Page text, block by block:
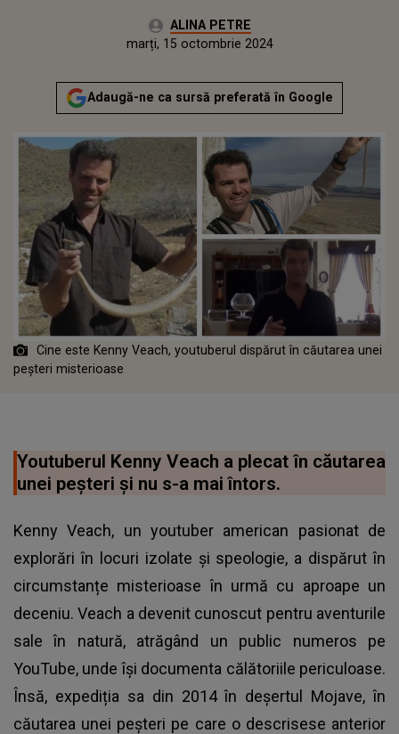
Autor:ALINA PETRE
marți, 15 octombrie 2024Actualizat:
marți, 15 octombrie 2024
Adaugă-ne ca sursă preferată în Google
Cine este Kenny Veach, youtuberul dispărut în căutarea unei
peșteri misterioase
Youtuberul Kenny Veach a plecat în căutarea
unei peșteri și nu s-a mai întors.
Kenny Veach, un youtuber american pasionat de
explorări în locuri izolate și speologie, a dispărut în
circumstanțe misterioase în urmă cu aproape un
deceniu. Veach a devenit cunoscut pentru aventurile
sale în natură, atrăgând un public numeros pe
YouTube, unde își documenta călătoriile periculoase.
Însă, expediția sa din 2014 în deșertul Mojave, în
căutarea unei peșteri pe care o descrisese anterior